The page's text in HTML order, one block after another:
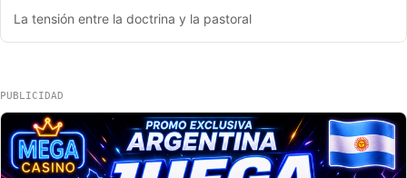
La tensión entre la doctrina y la pastoral
PUBLICIDAD